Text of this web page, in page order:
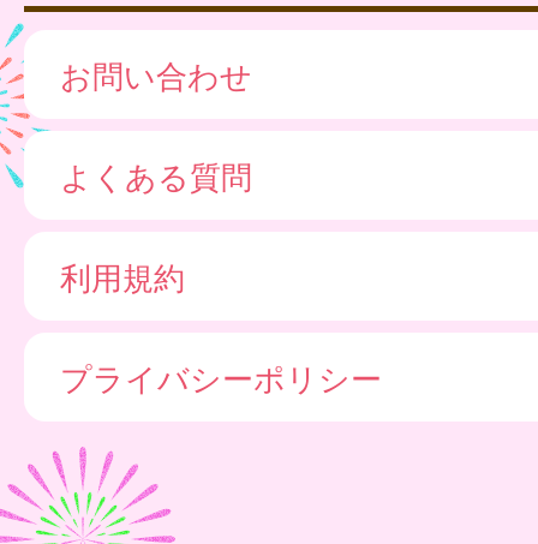
お問い合わせ
よくある質問
利用規約
プライバシーポリシー